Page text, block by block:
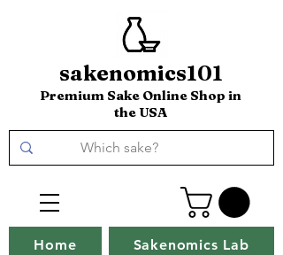
sakenomics101
Premium Sake Online Shop in
the USA
Home Sakenomics Lab